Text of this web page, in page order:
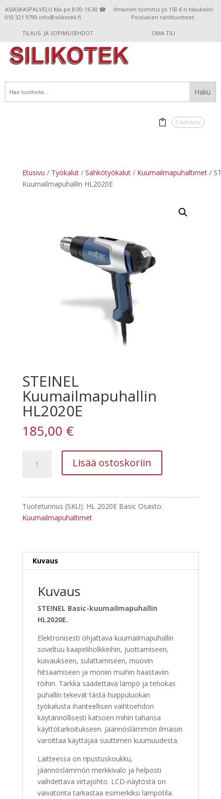
ASIASKASPALVELU Ma-pe 8.00-16.30 ☎
010 321 9790 info@silikotek.fi
Ilmainen toimitus yli 150 €:n tilauksiin!
Poislukien rahtituotteet.
TILAUS- JA SOPIMUSEHDOT OMA TILI
0 kohdetta
Etusivu / Työkalut/ Sähkötyökalut/ Kuumailmapuhaltimet/
Kuumailmapuhallin HL2020E
STEINEL
Kuumailmapuhallin
HL2020E
185,00 €
KuumailmapuhallinLisää ostoskoriin
Tuotetunnus (SKU): HL 2020E Basic Osasto:
Kuumailmapuhaltimet
Kuvaus
Kuvaus
STEINEL Basic-kuumailmapuhallin
HL2020E.
Elektronisesti ohjattava kuumailmapuhallin
soveltuu kaapeliholkkeihin, juottamiseen,
kuivaukseen, sulattamiseen, muovin
hitsaamiseen ja moniin muihin haastaviin
töihin. Tarkka säädettävä lämpö ja tehokas
puhallin tekevät tästä huippuluokan
työkalusta ihanteellisen vaihtoehdon
käytännöllisesti katsoen mihin tahansa
käyttötarkoitukseen. Jäännöslämmön ilmaisin
varoittaa käyttäjää suuttimen kuumuudesta.
Laitteessa on ripustuskoukku,
jäännöslämmön merkkivalo ja helposti
vaihdettava virtajohto. LCD-näytöstä on
vaivatonta tarkastaa esimerkiksi lämpötila.